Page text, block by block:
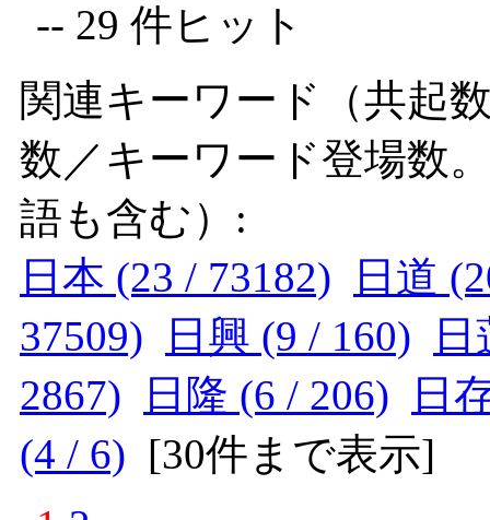
-- 29 件ヒット
関連キーワード（共起
数／キーワード登場数
語も含む）:
日本 (23 / 73182)
日道
37509)
日興 (9 / 160)
2867)
日隆 (6 / 206)
日
(4 / 6) [30件まで表示]